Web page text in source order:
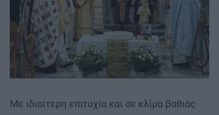
Με ιδιαίτερη επιτυχία και σε κλίμα βαθιάς